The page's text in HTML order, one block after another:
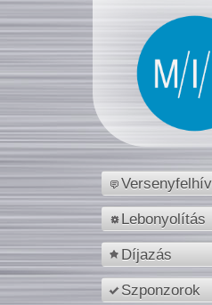
Lebonyolítás
Díjazás
Szponzorok